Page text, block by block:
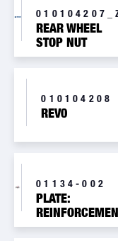
BARE
WIRES
REAR WHEEL
STOP NUT
010104208
REV0
01134-002
PLATE: